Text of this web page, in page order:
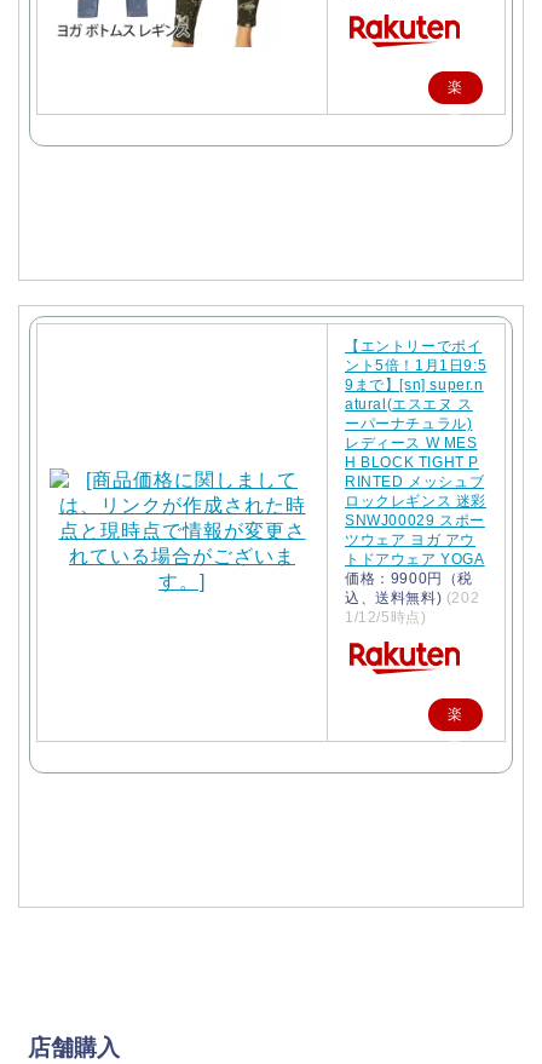
楽
天
【エントリーでポイ
ント5倍！1月1日9:5
9まで】[sn] super.n
atural(エスエヌ ス
ーパーナチュラル)
レディース W MES
H BLOCK TIGHT P
RINTED メッシュブ
ロックレギンス 迷彩
SNWJ00029 スポー
ツウェア ヨガ アウ
トドアウェア YOGA
価格：9900円（税
込、送料無料) (202
1/12/5時点)
楽
天
店舗購入